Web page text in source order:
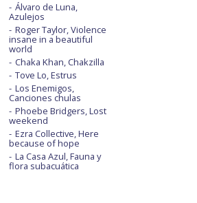
Álvaro de Luna,
Azulejos
Roger Taylor, Violence
insane in a beautiful
world
Chaka Khan, Chakzilla
Tove Lo, Estrus
Los Enemigos,
Canciones chulas
Phoebe Bridgers, Lost
weekend
Ezra Collective, Here
because of hope
La Casa Azul, Fauna y
flora subacuática